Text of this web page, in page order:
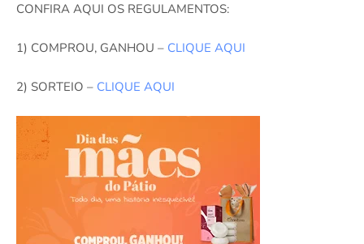
CONFIRA AQUI OS REGULAMENTOS:
1) COMPROU, GANHOU – CLIQUE AQUI
2) SORTEIO – CLIQUE AQUI